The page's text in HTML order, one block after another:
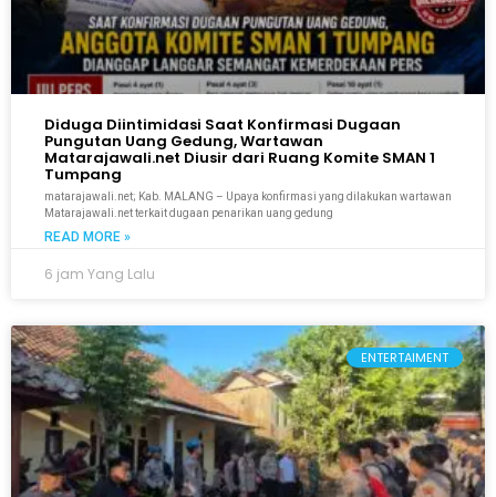
Diduga Diintimidasi Saat Konfirmasi Dugaan
Pungutan Uang Gedung, Wartawan
Matarajawali.net Diusir dari Ruang Komite SMAN 1
Tumpang
matarajawali.net; Kab. MALANG – Upaya konfirmasi yang dilakukan wartawan
Matarajawali.net terkait dugaan penarikan uang gedung
READ MORE »
6 jam Yang Lalu
ENTERTAIMENT